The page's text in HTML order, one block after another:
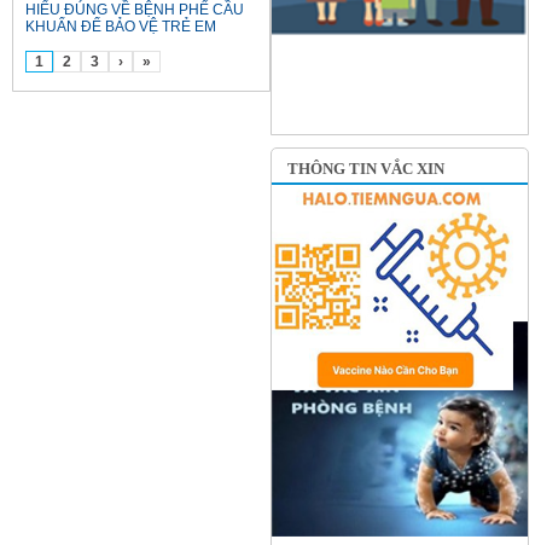
HIỂU ĐÚNG VỀ BỆNH PHẾ CẦU
KHUẨN ĐỂ BẢO VỆ TRẺ EM
1 2 3 › »
THÔNG TIN VẮC XIN